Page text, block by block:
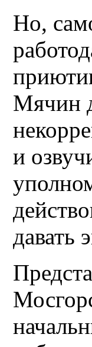
Но,
Мячин
и
давать